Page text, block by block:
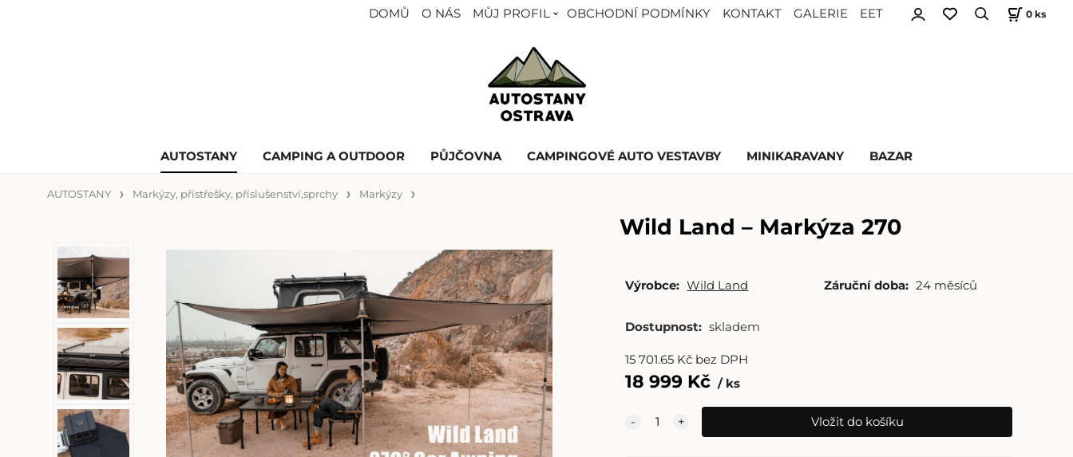
DOMŮ O NÁS MŮJ PROFIL OBCHODNÍ PODMÍNKY KONTAKT GALERIE EET 0 ks
AUTOSTANY CAMPING A OUTDOOR PŮJČOVNA CAMPINGOVÉ AUTO VESTAVBY MINIKARAVANY BAZAR
AUTOSTANY Markýzy, přístřešky, příslušenství,sprchy Markýzy
Wild Land – Markýza 270
Výrobce: Wild Land Záruční doba: 24 měsíců
Dostupnost: skladem
15 701.65 Kč bez DPH
18 999 Kč ks